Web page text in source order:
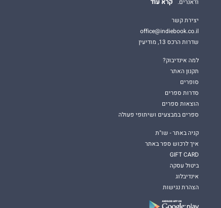
וז'אנרים.
יצירת קשר
office@indiebook.co.il
שדרות הרכס 13, מודיעין
למה אינדיבוק?
תקנון האתר
סופרים
סדרות ספרים
הוצאות ספרים
ספרים במבצעים ושיתופי פעולה
קניה באתר - שו"ת
איך לרכוש ספר באתר
GIFT CARD
ביטול עסקה
אינדיבלוג
הצהרת נגישות